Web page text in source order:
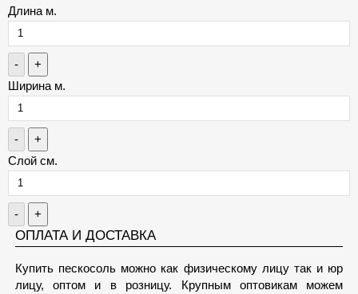
Длина м.
-
+
Ширина м.
-
+
Слой см.
- +
ОПЛАТА И ДОСТАВКА
Купить пескосоль можно как физическому лицу так и юр
лицу, оптом и в розницу. Крупным оптовикам можем